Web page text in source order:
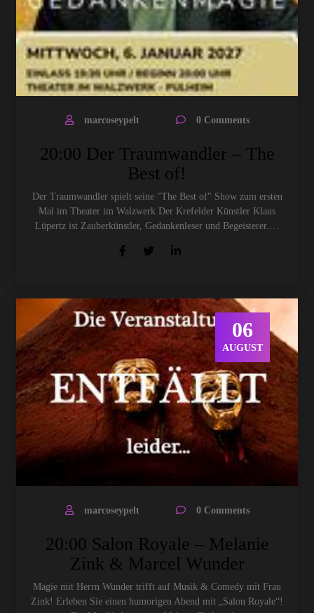
marcoseypelt 0 Comments
20:00 Der Traumwandler – The
Best of!
Der Traumwandler spielt seine "The Best of" Show zum ersten
Mal im Theater im Walzwerk Der Krefelder Künstler Klaus
Lüpertz ist Zauberkünstler, Gedankenleser und Begeisterer.…
06
AUGUST
marcoseypelt 0 Comments
20:00 Salon Royale – Melanie
Zink & Marcel Wunder
Magie mit Herrn Wunder trifft auf Musik & Comedy mit Frau
Zink! Erleben Sie einen humorigen Abend mit „Salon Royale“!